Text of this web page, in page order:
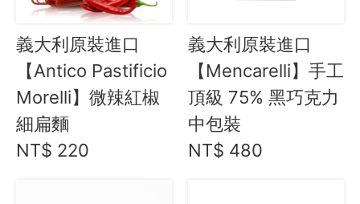
愛飯團FB粉絲團
YouTube
Instagram
聯絡我們
義大利原裝進口
【Antico Pastificio
Morelli】微辣紅椒
細扁麵
NT$ 220
義大利原裝進口
【Mencarelli】手工
頂級 75% 黑巧克力
中包裝
NT$ 480